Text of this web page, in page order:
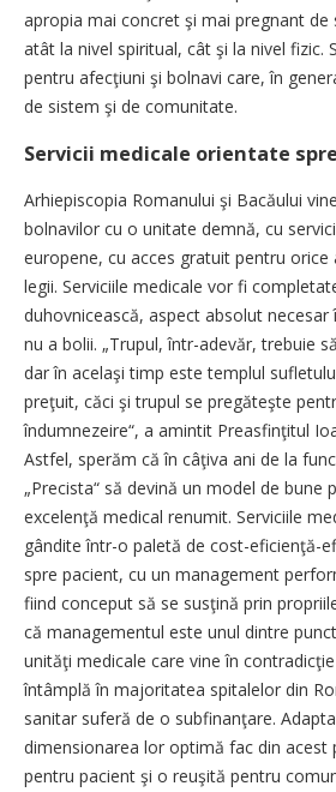
apropia mai concret şi mai pregnant
atât la nivel spiritual, cât şi la nivel fizic.
pentru afecţiuni şi bolnavi care, în
de sistem şi de comunitate.
Servicii medicale orientate
Arhiepiscopia Romanului şi Bacăului
bolnavilor cu o unitate demnă, cu
europene, cu acces gratuit pentru orice
legii. Serviciile medicale vor fi
duhovnicească, aspect absolut
nu a bolii. „Trupul, într-adevăr, trebuie
dar în acelaşi timp este templul
preţuit, căci şi trupul se pregăteşte
îndumnezeire“, a amintit Preasfinţitul
Astfel, sperăm că în câţiva ani de la
„Precista“ să devină un model de bune
excelenţă medical renumit. Serviciile
gândite într-o paletă de cost-eficienţă-
spre pacient, cu un management
fiind conceput să se susţină prin
că managementul este unul dintre
unităţi medicale care vine în
întâmplă în majoritatea spitalelor din
sanitar suferă de o subfinanţare.
dimensionarea lor optimă fac din acest
pentru pacient şi o reuşită pentru